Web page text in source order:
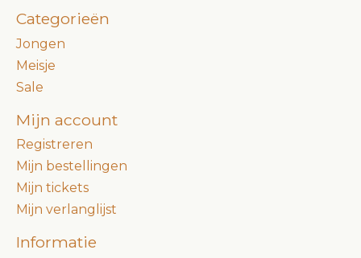
Categorieën
Jongen
Meisje
Sale
Mijn account
Registreren
Mijn bestellingen
Mijn tickets
Mijn verlanglijst
Informatie